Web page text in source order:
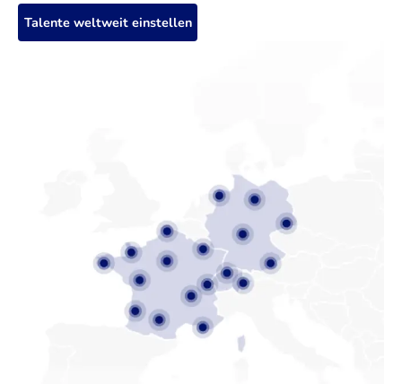
Talente weltweit einstellen